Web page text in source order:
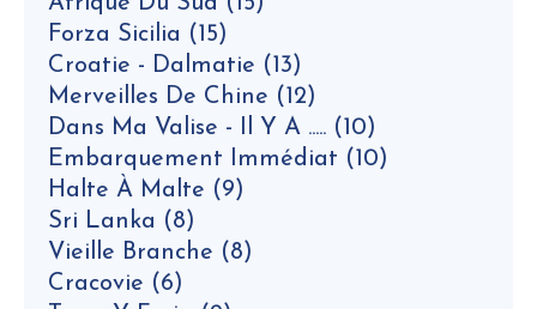
Forza Sicilia (15)
Croatie - Dalmatie (13)
Merveilles De Chine (12)
Dans Ma Valise - Il Y A ..... (10)
Embarquement Immédiat (10)
Halte À Malte (9)
Sri Lanka (8)
Vieille Branche (8)
Cracovie (6)